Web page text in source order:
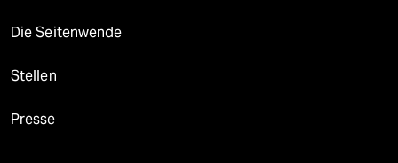
Die Seitenwende
Stellen
Presse